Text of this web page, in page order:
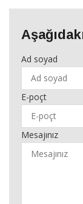
Ad soyad
E-poçt
Mesajınız